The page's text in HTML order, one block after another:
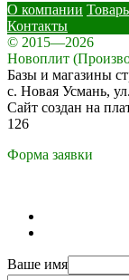
О компании
Контакты
© 2015—2026
Новоплит
Базы и магазины
с. Новая Усмань,
Сайт создан на
126
Форма заявки
Ваше имя